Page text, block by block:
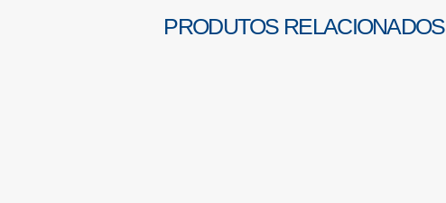
PRODUTOS RELACIONADOS